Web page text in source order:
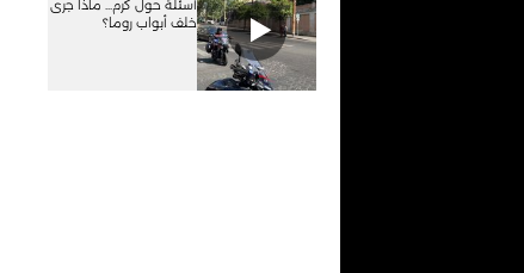
أسئلة حول كرم... ماذا جرى
خلف أبواب روما؟